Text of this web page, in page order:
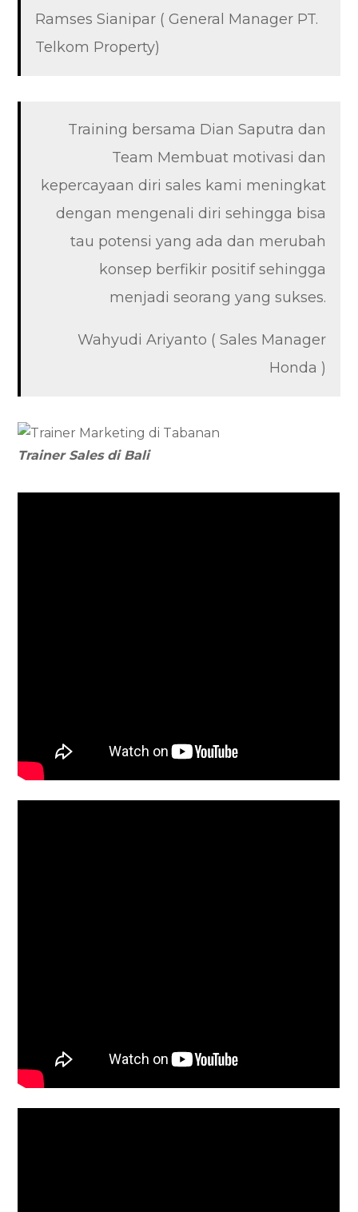
Ramses Sianipar ( General Manager PT.
Telkom Property)
Training bersama Dian Saputra dan
Team Membuat motivasi dan
kepercayaan diri sales kami meningkat
dengan mengenali diri sehingga bisa
tau potensi yang ada dan merubah
konsep berfikir positif sehingga
menjadi seorang yang sukses.
Wahyudi Ariyanto ( Sales Manager
Honda )
Trainer Sales di Bali